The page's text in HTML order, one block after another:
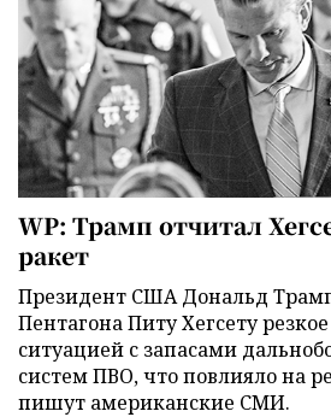
WP: Трамп отчитал
ракет
Президент США Дональд
Пентагона Питу Хегсету
ситуацией с запасами
систем ПВО, что повлияло на
пишут американские СМИ.